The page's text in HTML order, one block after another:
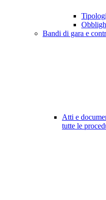
Bandi di gara e
Atti e
tutte le